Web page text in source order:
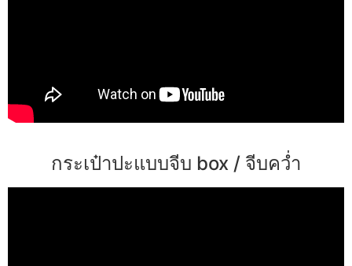
กระเป๋าปะแบบจีบ box / จีบคว่ำ